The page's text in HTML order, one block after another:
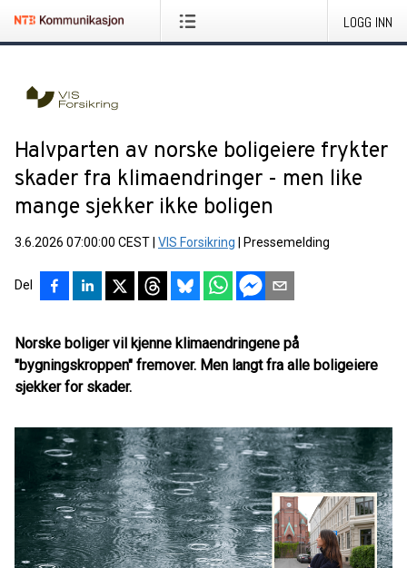
LOGG INN
Halvparten av norske boligeiere frykter
skader fra klimaendringer - men like
mange sjekker ikke boligen
3.6.2026 07:00:00 CEST VIS Forsikring Pressemelding
Del
Norske boliger vil kjenne klimaendringene på
"bygningskroppen" fremover. Men langt fra alle boligeiere
sjekker for skader.